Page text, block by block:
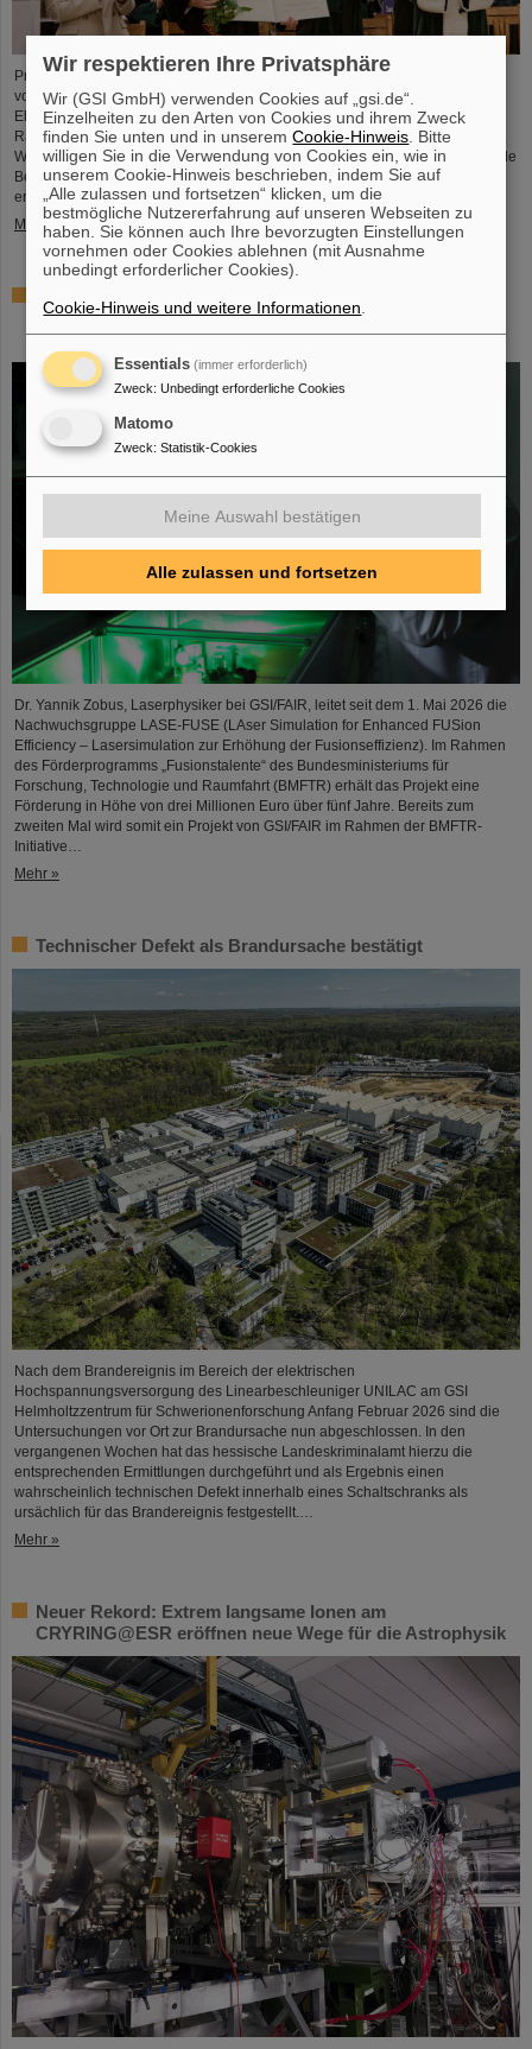
Professor Paolo Giubellino, ehemaliger Wissenschaftlicher Geschäftsführer
von GSI und FAIR, ist von der Technischen Universität Warschau mit der
Ehrendoktorwürde ausgezeichnet worden. Sie wurde am 6. Mai 2026 im
Rahmen einer feierlichen Sitzung des Senats der Technischen Universität
Warschau verliehen. Die Universität würdigt damit Giubellinos herausragende
Beiträge zur Kern- und Teilchenphysik sowie seine langjährige und
erfolgreiche Zusammenarbeit mit der Technischen Universität Warschau. ...
Mehr »
Millionenförderung des BMFTR für Fusionsforschung –
Dr. Yannik Zobus von GSI/FAIR wirbt Nachwuchsgruppe
ein
Dr. Yannik Zobus, Laserphysiker bei GSI/FAIR, leitet seit dem 1. Mai 2026 die
Nachwuchsgruppe LASE-FUSE (LAser Simulation for Enhanced FUSion
Efficiency – Lasersimulation zur Erhöhung der Fusionseffizienz). Im Rahmen
des Förderprogramms „Fusionstalente“ des Bundesministeriums für
Forschung, Technologie und Raumfahrt (BMFTR) erhält das Projekt eine
Förderung in Höhe von drei Millionen Euro über fünf Jahre. Bereits zum
zweiten Mal wird somit ein Projekt von GSI/FAIR im Rahmen der BMFTR-
Initiative…
Mehr »
Technischer Defekt als Brandursache bestätigt
Nach dem Brandereignis im Bereich der elektrischen
Hochspannungsversorgung des Linearbeschleuniger UNILAC am GSI
Helmholtzzentrum für Schwerionenforschung Anfang Februar 2026 sind die
Untersuchungen vor Ort zur Brandursache nun abgeschlossen. In den
vergangenen Wochen hat das hessische Landeskriminalamt hierzu die
entsprechenden Ermittlungen durchgeführt und als Ergebnis einen
wahrscheinlich technischen Defekt innerhalb eines Schaltschranks als
ursächlich für das Brandereignis festgestellt.…
Mehr »
Neuer Rekord: Extrem langsame Ionen am
CRYRING@ESR eröffnen neue Wege für die Astrophysik
Wir respektieren Ihre Privatsphäre
Wir (GSI GmbH) verwenden Cookies auf „gsi.de“.
Einzelheiten zu den Arten von Cookies und ihrem Zweck
finden Sie unten und in unseremCookie-Hinweis . Bitte
willigen Sie in die Verwendung von Cookies ein, wie in
unserem Cookie-Hinweis beschrieben, indem Sie auf
„Alle zulassen und fortsetzen“ klicken, um die
bestmögliche Nutzererfahrung auf unseren Webseiten zu
haben. Sie können auch Ihre bevorzugten Einstellungen
vornehmen oder Cookies ablehnen (mit Ausnahme
unbedingt erforderlicher Cookies).
Cookie-Hinweis und weitere Informationen
Essentials (immer erforderlich)
Zweck: Unbedingt erforderliche Cookies
Matomo
Zweck: Statistik-Cookies
Meine Auswahl bestätigen
Alle zulassen und fortsetzen